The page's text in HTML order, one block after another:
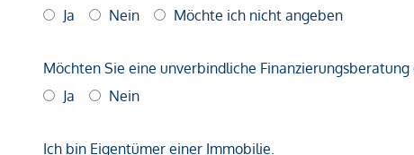
Ja
Nein Möchte ich nicht angeben
Möchten Sie eine unverbindliche
Ja
Nein
Ich bin Eigentümer einer Immobilie.